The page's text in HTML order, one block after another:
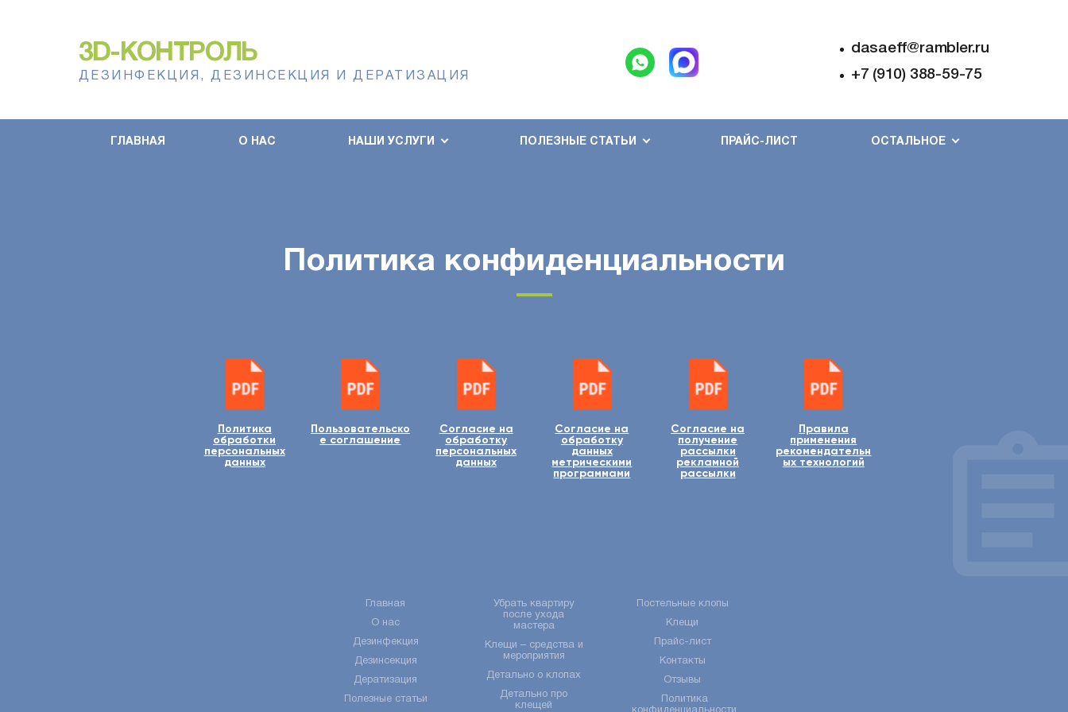
3D-КОНТРОЛЬ
ДЕЗИНФЕКЦИЯ, ДЕЗИНСЕКЦИЯ И ДЕРАТИЗАЦИЯ
dasaeff@rambler.ru
+7 (910) 388-59-75
ГЛАВНАЯ О НАС НАШИ УСЛУГИ ПОЛЕЗНЫЕ СТАТЬИ ПРАЙС-ЛИСТ ОСТАЛЬНОЕ
Политика конфиденциальности
Политика
обработки
персональных
данных
Пользовательско
е соглашение
Согласие на
обработку
персональных
данных
Согласие на
обработку
данных
метрическими
программами
Согласие на
получение
рассылки
рекламной
рассылки
Правила
применения
рекомендательн
ых технологий
Главная
О нас
Дезинфекция
Дезинсекция
Дератизация
Полезные статьи
Убрать квартиру
после ухода
мастера
Клещи – средства и
мероприятия
Детально о клопах
Детально про
клещей
Постельные клопы
Клещи
Прайс-лист
Контакты
Отзывы
Политика